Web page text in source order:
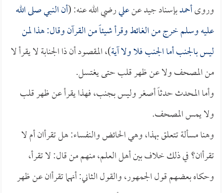
وروىأحمدبإسناد جيد عنعليرضي الله عنه: (أن النبي صلى الله
عليه وسلم خرج من الغائط وقرأ شيئاً من القرآن وقال: هذا لمن
ليس بالجنب أما الجنب فلا ولا آية)، المقصود أن ذا الجنابة لا يقرأ لا
من المصحف ولا عن ظهر قلب حتى يغتسل.
وأما المحدث حدثاً أصغر وليس بجنب، فهذا يقرأ عن ظهر قلب
ولا يمس المصحف.
وهنا مسألة تتعلق بهذا، وهي الحائض والنفساء: هل تقرأان أم لا
تقرأان؟ في ذلك خلاف بين أهل العلم، منهم من قال: لا تقرأ،
وحكاه بعضهم قول الجمهور، والقول الثاني: أنهما تقرأان عن ظهر